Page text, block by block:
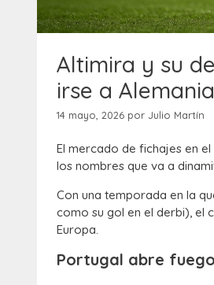
Altimira y su
irse a Alemania
14 mayo, 2026 por Julio Martín
El mercado de fichajes en
los nombres que va a
Con una temporada en la
como su gol en el derbi), el
Europa.
Portugal abre